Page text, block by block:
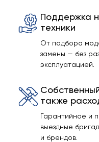
Поддержка
техники
От подбора
замены — без
эксплуатацией.
также
Гарантийное и
выездные
и брендов.